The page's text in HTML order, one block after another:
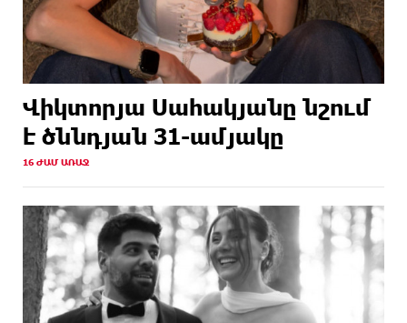
Վիկտորյա Սահակյանը նշում
է ծննդյան 31-ամյակը
16 ԺԱՄ ԱՌԱՋ